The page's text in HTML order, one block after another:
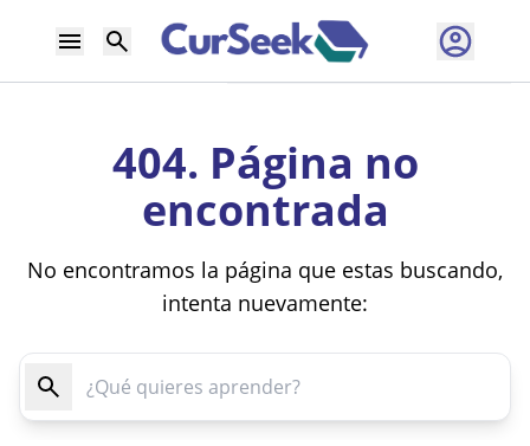
404. Página no
encontrada
No encontramos la página que estas buscando,
intenta nuevamente: